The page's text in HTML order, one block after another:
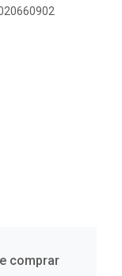
comprar